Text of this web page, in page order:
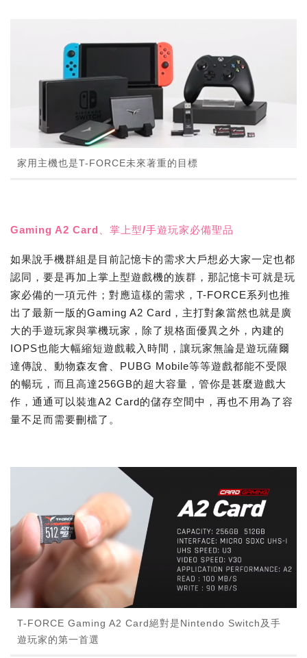
家用主機也是T-FORCE未來著重的目標
Gaming A2 Card、掌上型/手遊玩家必備聖品
如果說手機群組是目前記憶卡的需求大戶想必大家一定也都
認同，要是再加上掌上型遊戲機的族群，那記憶卡可就是玩
家必備的一項元件；對應這樣的需求，T-FORCE系列也推
出了最新一版的Gaming A2 Card，主打對象當然也就是廣
大的手遊玩家與掌機玩家，除了規格面優異之外，內建的
IOPS也能大幅縮短遊戲載入時間，讓玩家無論是遊玩薩爾
達傳說、動物森友會、PUBG Mobile等等遊戲都能不受限
的暢玩，而且高達256GB的超大容量，管你是甚麼遊戲大
作，通通可以裝進A2 Card的儲存空間中，再也不用為了容
量不足而需要刪檔了。
T-FORCE Gaming A2 Card絕對是Nintendo Switch及手
遊玩家的第一首選